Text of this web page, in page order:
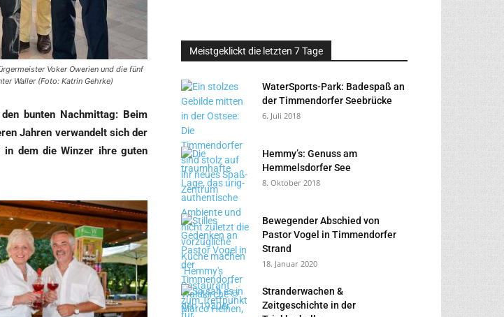
Voker Owerien und die fünf
Waller (Foto: Katrin Gehrke)
bun­ten Nach­mit­tag: Beim
Jah­ren ver­wan­delt sich der
in dem die Win­zer ihre guten
Meistgeklickt die letzten 7 Tage
WaterSports-Park: Badespaß an
der Timmendorfer Seebrücke
6. Juli 2018
Hemmy’s: Genuss am
Hemmelsdorfer See
8. Oktober 2018
Bewegender Abschied von
Pastor Vogel in Timmendorfer
Strand
18. Januar 2020
Stranderwachen &
Zeitgeschichte in der